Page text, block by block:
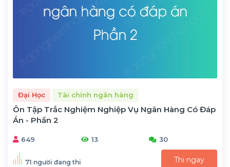
Đại Học Tài chính ngân hàng
Ôn Tập Trắc Nghiệm Nghiệp Vụ Ngân Hàng Có Đáp
Án - Phần 2
649 13 30
71 người đang thi Thi ngay